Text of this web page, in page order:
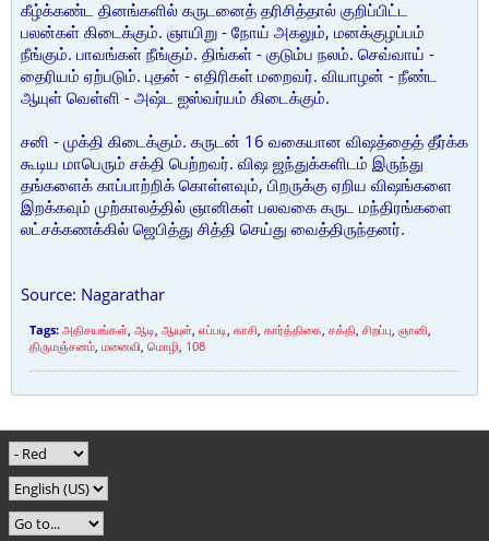
கீழ்க்கண்ட தினங்களில் கருடனைத் தரிசித்தால் குறிப்பிட்ட
பலன்கள் கிடைக்கும். ஞாயிறு - நோய் அகலும், மனக்குழப்பம்
நீங்கும். பாவங்கள் நீங்கும். திங்கள் - குடும்ப நலம். செவ்வாய் -
தைரியம் ஏற்படும். புதன் - எதிரிகள் மறைவர். வியாழன் - நீண்ட
ஆயுள் வெள்ளி - அஷ்ட ஐஸ்வர்யம் கிடைக்கும்.
சனி - முக்தி கிடைக்கும். கருடன் 16 வகையான விஷத்தைத் தீர்க்க
கூடிய மாபெரும் சக்தி பெற்றவர். விஷ ஜந்துக்களிடம் இருந்து
தங்களைக் காப்பாற்றிக் கொள்ளவும், பிறருக்கு ஏறிய விஷங்களை
இறக்கவும் முற்காலத்தில் ஞானிகள் பலவகை கருட மந்திரங்களை
லட்சக்கணக்கில் ஜெபித்து சித்தி செய்து வைத்திருந்தனர்.
Source: Nagarathar
Tags: அதிசயங்கள், ஆடி, ஆயுள், எப்படி, காசி, கார்த்திகை, சக்தி, சிறப்பு, ஞானி,
திருமஞ்சனம், மனைவி, மொழி, 108